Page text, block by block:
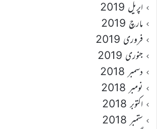
اپریل 2019
مارچ 2019
فروری 2019
جنوری 2019
دسمبر 2018
نومبر 2018
اکتوبر 2018
ستمبر 2018